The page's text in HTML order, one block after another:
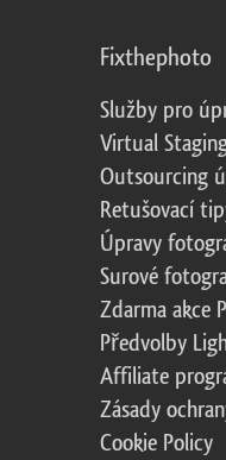
Fixthephoto
Služby pro
Virtual
Outsourcing
Retušovací
Úpravy
Surové
Zdarma akce
Předvolby
Affiliate
Zásady
Cookie Policy